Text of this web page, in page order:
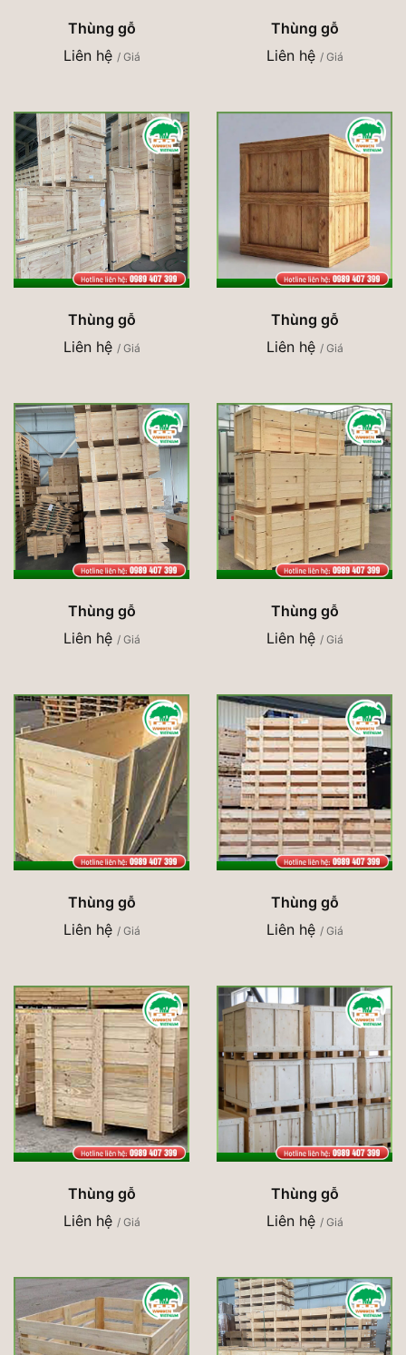
Thùng gỗ
Liên hệ / Giá
Thùng gỗ
Liên hệ / Giá
Thùng gỗ
Liên hệ / Giá
Thùng gỗ
Liên hệ / Giá
Thùng gỗ
Liên hệ / Giá
Thùng gỗ
Liên hệ / Giá
Thùng gỗ
Liên hệ / Giá
Thùng gỗ
Liên hệ / Giá
Thùng gỗ
Liên hệ / Giá
Thùng gỗ
Liên hệ / Giá